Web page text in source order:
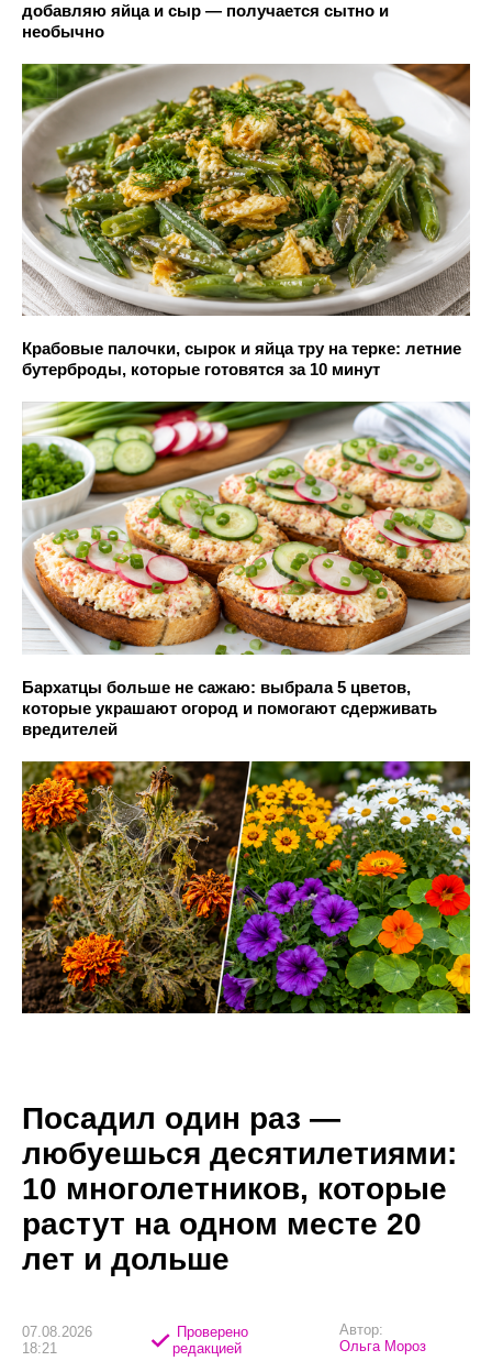
добавляю яйца и сыр — получается сытно и
необычно
Крабовые палочки, сырок и яйца тру на терке: летние
бутерброды, которые готовятся за 10 минут
Бархатцы больше не сажаю: выбрала 5 цветов,
которые украшают огород и помогают сдерживать
вредителей
Посадил один раз —
любуешься десятилетиями:
10 многолетников, которые
растут на одном месте 20
лет и дольше
07.08.2026
18:21
Проверено
редакцией
Автор:
Ольга Мороз